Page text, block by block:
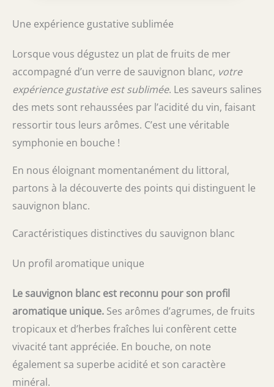
Une expérience gustative sublimée
Lorsque vous dégustez un plat de fruits de mer
accompagné d’un verre de sauvignon blanc, votre
expérience gustative est sublimée. Les saveurs salines
des mets sont rehaussées par l’acidité du vin, faisant
ressortir tous leurs arômes. C’est une véritable
symphonie en bouche !
En nous éloignant momentanément du littoral,
partons à la découverte des points qui distinguent le
sauvignon blanc.
Caractéristiques distinctives du sauvignon blanc
Un profil aromatique unique
Le sauvignon blanc est reconnu pour son profil
aromatique unique. Ses arômes d’agrumes, de fruits
tropicaux et d’herbes fraîches lui confèrent cette
vivacité tant appréciée. En bouche, on note
également sa superbe acidité et son caractère
minéral.